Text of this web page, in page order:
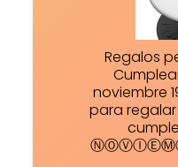
Regalos
noviembre
para